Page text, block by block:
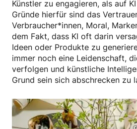
Künstler zu engagieren, als auf
Gründe hierfür sind das
Verbraucher*innen, Moral,
dem Fakt, dass KI oft darin
Ideen oder Produkte zu
immer noch eine Leidenschaft,
verfolgen und künstliche
Grund sein sich abschrecken zu